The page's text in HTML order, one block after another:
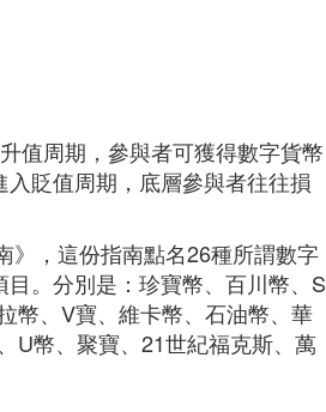
值周期，參與者可獲得數字貨幣
貶值周期，底層參與者往往損
》，這份指南點名26種所謂數字
。分別是：珍寶幣、百川幣、S
幣、V寶、維卡幣、石油幣、華
U幣、聚寶、21世紀福克斯、萬